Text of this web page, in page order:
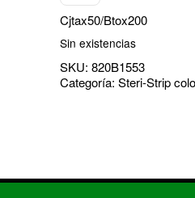
Cjtax50/Btox200
Sin existencias
SKU: 820B1553
Categoría: Steri-Strip